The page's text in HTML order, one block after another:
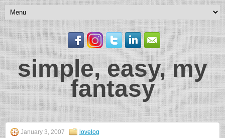
simple, easy, my
fantasy
January 3, 2007 lovelog